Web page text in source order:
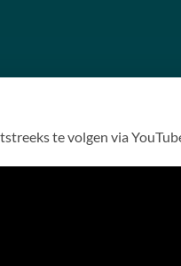
te volgen via